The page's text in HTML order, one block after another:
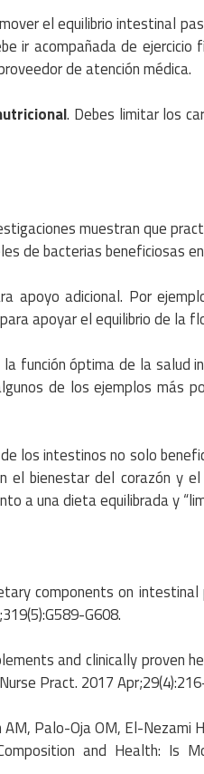
el equilibrio intestinal
ir acompañada de
de atención médica.
. Debes limitar los
muestran que
de bacterias beneficiosas
apoyo adicional. Por
apoyar el equilibrio de la
función óptima de la salud
de los ejemplos más
los intestinos no solo
el bienestar del corazón y
a una dieta equilibrada y
components on
G608.
and clinically
Pract. 2017
AM, Palo-Oja OM, El-
and Health: Is